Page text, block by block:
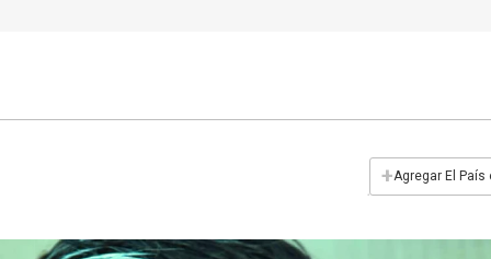
+Agregar El País